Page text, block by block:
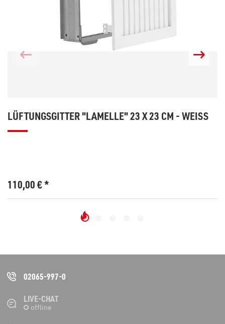
LÜFTUNGSGITTER "LAMELLE" 23 X 23 CM - WEISS
110,00€*
02065-997-0
LIVE-CHAT